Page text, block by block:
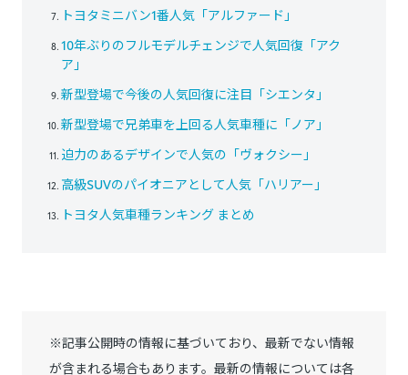
トヨタミニバン1番人気「アルファード」
10年ぶりのフルモデルチェンジで人気回復「アク
ア」
新型登場で今後の人気回復に注目「シエンタ」
新型登場で兄弟車を上回る人気車種に「ノア」
迫力のあるデザインで人気の「ヴォクシー」
高級SUVのパイオニアとして人気「ハリアー」
トヨタ人気車種ランキング まとめ
※記事公開時の情報に基づいており、最新でない情報
が含まれる場合もあります。最新の情報については各